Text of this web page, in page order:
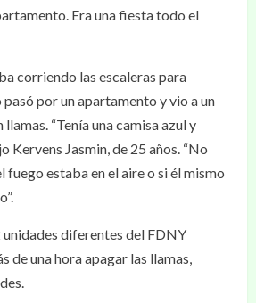
Era una fiesta todo el
corriendo las escaleras para
por un apartamento y vio a un
“Tenía una camisa azul y
Kervens Jasmin, de 25 años. “No
fuego estaba en el aire o si él mismo
diferentes del FDNY
de una hora apagar las llamas,